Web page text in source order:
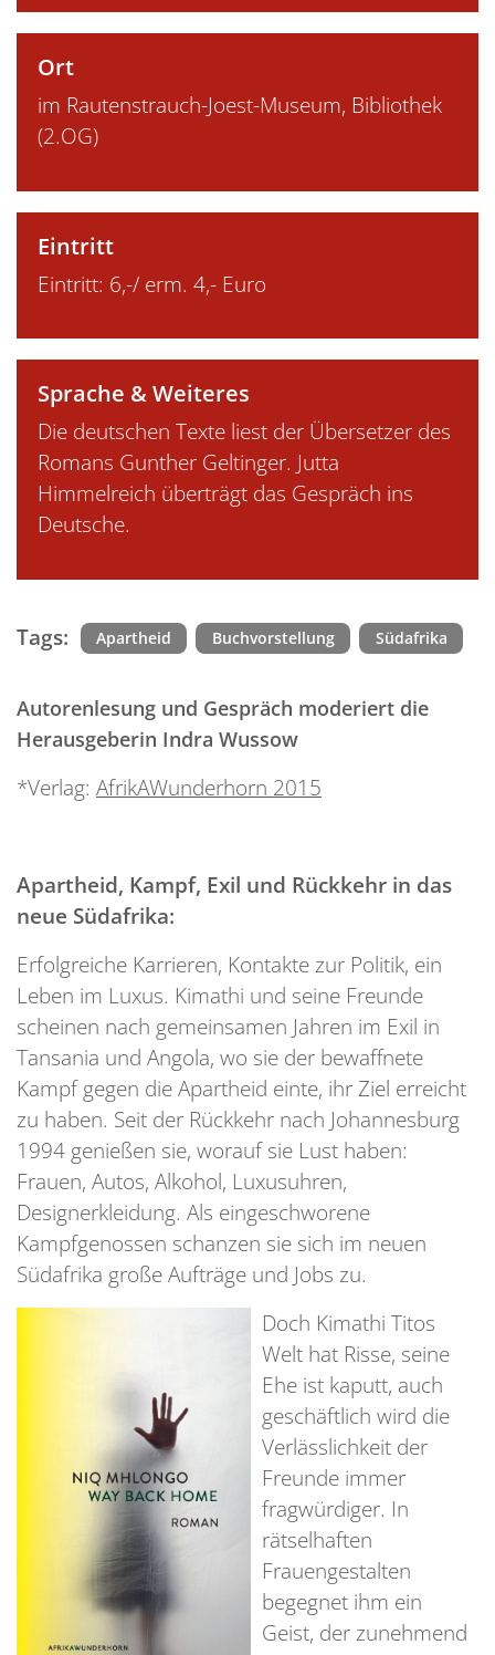
Ort
im Rautenstrauch-Joest-Museum, Bibliothek
(2.OG)
Eintritt
Eintritt: 6,-/ erm. 4,- Euro
Sprache & Weiteres
Die deutschen Texte liest der Übersetzer des
Romans Gunther Geltinger. Jutta
Himmelreich überträgt das Gespräch ins
Deutsche.
Tags: Apartheid Buchvorstellung Südafrika
Autorenlesung und Gespräch moderiert die
Herausgeberin Indra Wussow
*Verlag: AfrikAWunderhorn 2015
Apartheid, Kampf, Exil und Rückkehr in das
neue Südafrika:
Erfolgreiche Karrieren, Kontakte zur Politik, ein
Leben im Luxus. Kimathi und seine Freunde
scheinen nach gemeinsamen Jahren im Exil in
Tansania und Angola, wo sie der bewaffnete
Kampf gegen die Apartheid einte, ihr Ziel erreicht
zu haben. Seit der Rückkehr nach Johannesburg
1994 genießen sie, worauf sie Lust haben:
Frauen, Autos, Alkohol, Luxusuhren,
Designerkleidung. Als eingeschworene
Kampfgenossen schanzen sie sich im neuen
Südafrika große Aufträge und Jobs zu.
Doch Kimathi Titos
Welt hat Risse, seine
Ehe ist kaputt, auch
geschäftlich wird die
Verlässlichkeit der
Freunde immer
fragwürdiger. In
rätselhaften
Frauengestalten
begegnet ihm ein
Geist, der zunehmend